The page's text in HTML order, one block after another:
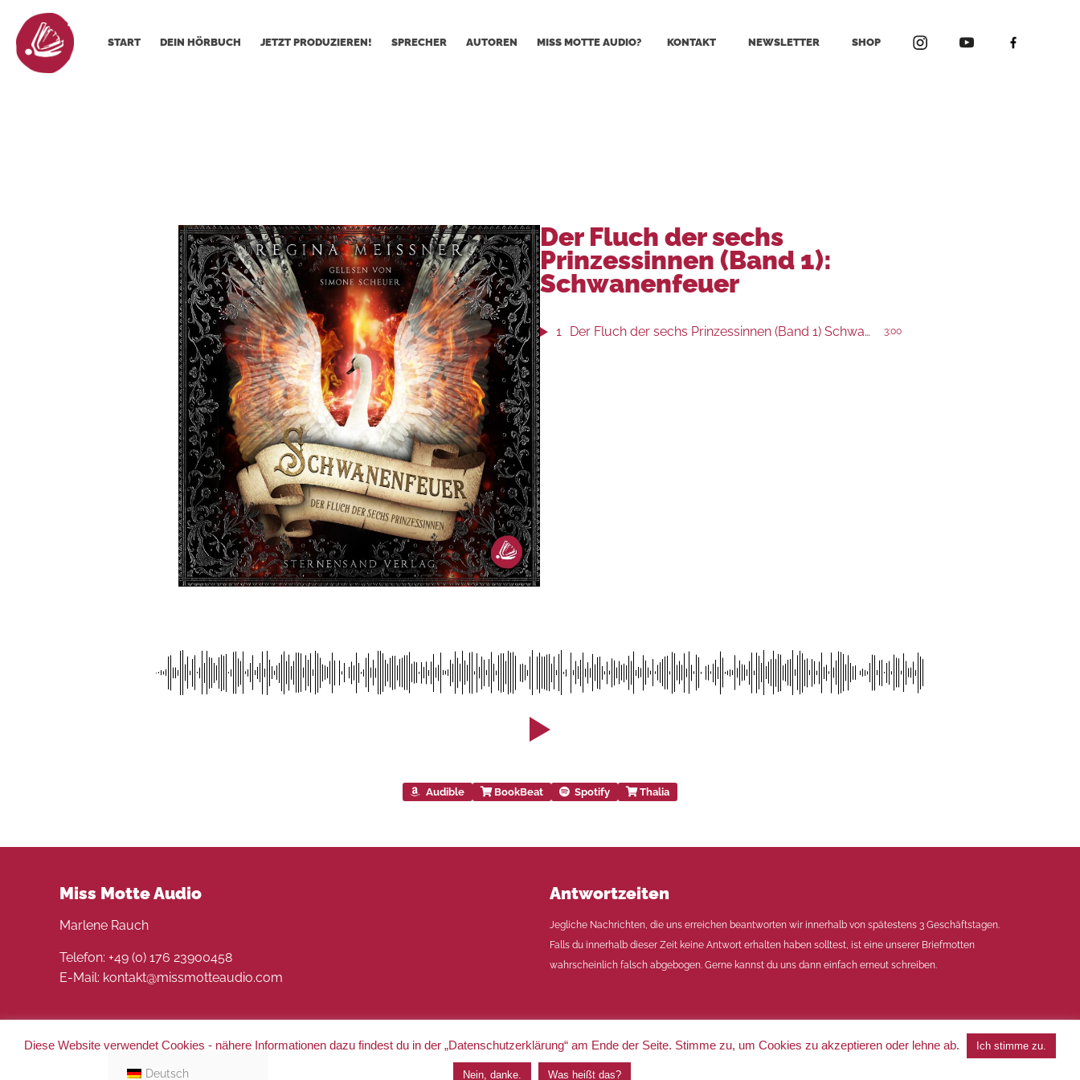
START DEIN HÖRBUCH JETZT PRODUZIEREN! SPRECHER AUTOREN MISS MOTTE AUDIO? KONTAKT NEWSLETTER SHOP
Der Fluch der sechs
Prinzessinnen (Band 1):
Schwanenfeuer
1 Der Fluch der sechs Prinzessinnen (Band 1) Schwanenfeuer 3:00
Audible BookBeat Spotify Thalia
Miss Motte Audio
Marlene Rauch
Telefon: +49 (0) 176 23900458
E-Mail: kontakt@missmotteaudio.com
Antwortzeiten
Jegliche Nachrichten, die uns erreichen beantworten wir innerhalb von spätestens 3 Geschäftstagen.
Falls du innerhalb dieser Zeit keine Antwort erhalten haben solltest, ist eine unserer Briefmotten
wahrscheinlich falsch abgebogen. Gerne kannst du uns dann einfach erneut schreiben.
Datenschutz
Diese Website verwendet Cookies - nähere Informationen dazu findest du in der „Datenschutzerklärung“ am Ende der Seite. Stimme zu, um Cookies zu akzeptieren oder lehne ab. Ich stimme zu.
Nein, danke. Was heißt das?
Deutsch